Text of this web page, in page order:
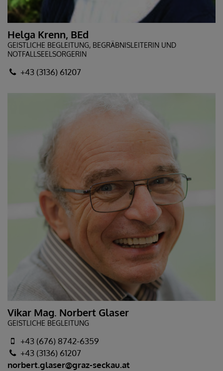
Helga Krenn, BEd
GEISTLICHE BEGLEITUNG, BEGRÄBNISLEITERIN UND
NOTFALLSEELSORGERIN
+43 (3136) 61207
Vikar Mag. Norbert Glaser
GEISTLICHE BEGLEITUNG
+43 (676) 8742-6359
+43 (3136) 61207
norbert.glaser@graz-seckau.at